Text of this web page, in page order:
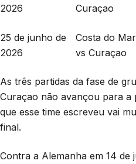
2026
Curaçao
25 de junho de
2026
Costa do
vs Curaçao
As três partidas da fase de
Curaçao não avançou para a
que esse time escreveu vai
final.
Contra a Alemanha em 14 de